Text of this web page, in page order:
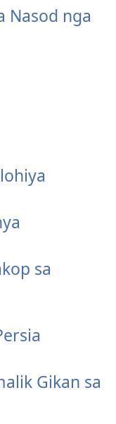
Nasod nga
sa
Gikan sa